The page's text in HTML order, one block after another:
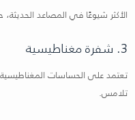
الأكثر شيوعًا في المصاعد
3. شفرة مغناطيسية
تعتمد على الحساسات
تلامس.